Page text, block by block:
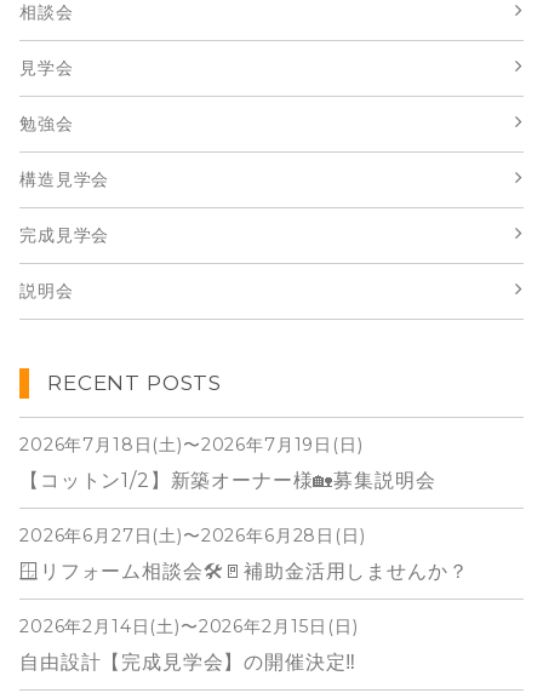
相談会
見学会
勉強会
構造見学会
完成見学会
説明会
RECENT POSTS
2026年7月18日(土)〜2026年7月19日(日)
【コットン1/2】新築オーナー様🏡募集説明会
2026年6月27日(土)〜2026年6月28日(日)
🪟リフォーム相談会🛠️🚪補助金活用しませんか？
2026年2月14日(土)〜2026年2月15日(日)
自由設計【完成見学会】の開催決定‼️